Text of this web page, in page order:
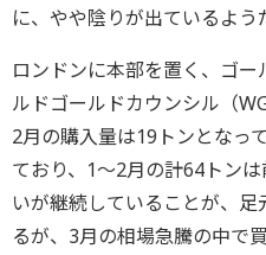
に、やや陰りが出ているよう
ロンドンに本部を置く、ゴ
ルドゴールドカウンシル（
2月の購入量は19トンとなっ
ており、1～2月の計64トン
いが継続していることが、
るが、3月の相場急騰の中で